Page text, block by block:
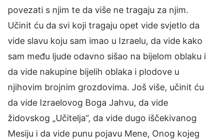
povezati s njim te da više ne tragaju za njim.
Učinit ću da svi koji tragaju opet vide svjetlo da
vide slavu koju sam imao u Izraelu, da vide kako
sam među ljude odavno sišao na bijelom oblaku i
da vide nakupine bijelih oblaka i plodove u
njihovim brojnim grozdovima. Još više, učinit ću
da vide Izraelovog Boga Jahvu, da vide
židovskog „Učitelja”, da vide dugo iščekivanog
Mesiju i da vide punu pojavu Mene, Onog kojeg